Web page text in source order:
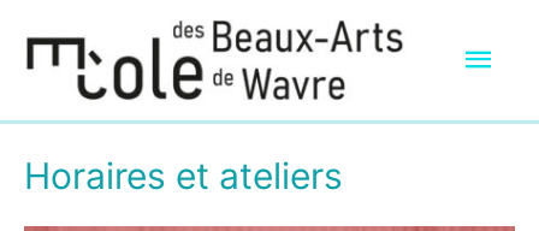
Horaires et ateliers